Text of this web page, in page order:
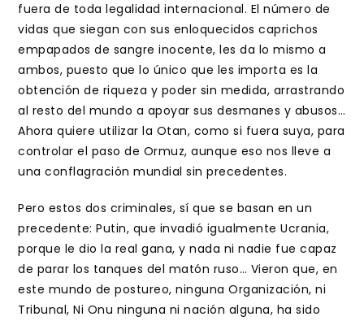
fuera de toda legalidad internacional. El número de
vidas que siegan con sus enloquecidos caprichos
empapados de sangre inocente, les da lo mismo a
ambos, puesto que lo único que les importa es la
obtención de riqueza y poder sin medida, arrastrando
al resto del mundo a apoyar sus desmanes y abusos…
Ahora quiere utilizar la Otan, como si fuera suya, para
controlar el paso de Ormuz, aunque eso nos lleve a
una conflagración mundial sin precedentes.
Pero estos dos criminales, sí que se basan en un
precedente: Putin, que invadió igualmente Ucrania,
porque le dio la real gana, y nada ni nadie fue capaz
de parar los tanques del matón ruso… Vieron que, en
este mundo de postureo, ninguna Organización, ni
Tribunal, Ni Onu ninguna ni nación alguna, ha sido